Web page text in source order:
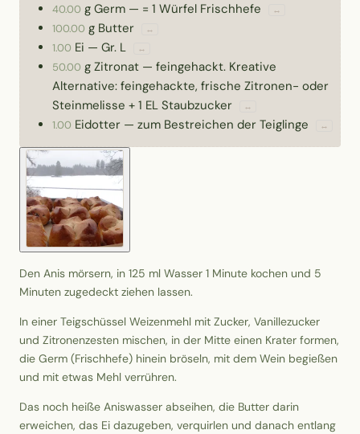
40.00 g Germ — = 1 Würfel Frischhefe ↔
100.00 g Butter ↔
1.00 Ei — Gr. L ↔
50.00 g Zitronat — feingehackt. Kreative
Alternative: feingehackte, frische Zitronen- oder
Steinmelisse + 1 EL Staubzucker
↔
1.00 Eidotter — zum Bestreichen der Teiglinge ↔
Den Anis mörsern, in 125 ml Wasser 1 Minute kochen und 5
Minuten zugedeckt ziehen lassen.
In einer Teigschüssel Weizenmehl mit Zucker, Vanillezucker
und Zitronenzesten mischen, in der Mitte einen Krater formen,
die Germ (Frischhefe) hinein bröseln, mit dem Wein begießen
und mit etwas Mehl verrühren.
Das noch heiße Aniswasser abseihen, die Butter darin
erweichen, das Ei dazugeben, verquirlen und danach entlang